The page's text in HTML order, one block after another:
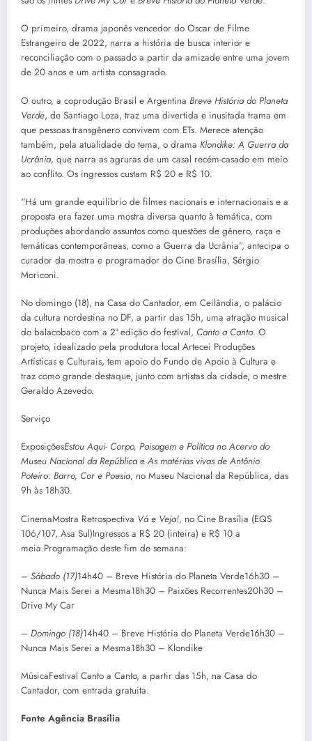
O primeiro, drama japonês vencedor do Oscar de Filme
Estrangeiro de 2022, narra a história de busca interior e
reconciliação com o passado a partir da amizade entre uma jovem
de 20 anos e um artista consagrado.
O outro, a coprodução Brasil e Argentina Breve História do Planeta
Verde, de Santiago Loza, traz uma divertida e inusitada trama em
que pessoas transgênero convivem com ETs. Merece atenção
também, pela atualidade do tema, o drama Klondike: A Guerra da
Ucrânia, que narra as agruras de um casal recém-casado em meio
ao conflito. Os ingressos custam R$ 20 e R$ 10.
“Há um grande equilíbrio de filmes nacionais e internacionais e a
proposta era fazer uma mostra diversa quanto à temática, com
produções abordando assuntos como questões de gênero, raça e
temáticas contemporâneas, como a Guerra da Ucrânia”, antecipa o
curador da mostra e programador do Cine Brasília, Sérgio
Moriconi.
No domingo (18), na Casa do Cantador, em Ceilândia, o palácio
da cultura nordestina no DF, a partir das 15h, uma atração musical
do balacobaco com a 2ª edição do festival, Canto a Canto. O
projeto, idealizado pela produtora local Artecei Produções
Artísticas e Culturais, tem apoio do Fundo de Apoio à Cultura e
traz como grande destaque, junto com artistas da cidade, o mestre
Geraldo Azevedo.
Serviço
ExposiçõesEstou Aqui- Corpo, Paisagem e Política no Acervo do
Museu Nacional da Repúblicae As matérias vivas de Antônio
Poteiro: Barro, Cor e Poesia, no Museu Nacional da República, das
9h às 18h30.
CinemaMostra Retrospectiva Vá e Veja!, no Cine Brasília (EQS
106/107, Asa Sul)Ingressos a R$ 20 (inteira) e R$ 10 a
meia.Programação deste fim de semana:
– Sábado (17)14h40 – Breve História do Planeta Verde16h30 –
Nunca Mais Serei a Mesma18h30 – Paixões Recorrentes20h30 –
Drive My Car
– Domingo (18)14h40 – Breve História do Planeta Verde16h30 –
Nunca Mais Serei a Mesma18h30 – Klondike
MúsicaFestival Canto a Canto, a partir das 15h, na Casa do
Cantador, com entrada gratuita.
Fonte Agência Brasília